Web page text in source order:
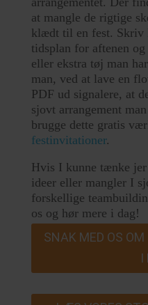
at mangle de rigtige
klædt til en fest. Skriv
tidsplan for aftenen
eller ekstra tøj man
man, ved at lave en
PDF ud signalere, at
sjovt arrangement
brugge dette gratis
festinvitationer.
Hvis I kunne tænke jer
ideer eller mangler I
forskellige
os og hør mere i dag!
SNAK MED OS
I